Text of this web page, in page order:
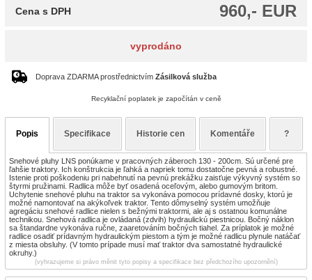
960,- EUR
Cena s DPH
vyprodáno
Doprava ZDARMA prostřednictvím Zásilková služba
Recyklační poplatek je započítán v ceně
Popis Specifikace Historie cen Komentáře ?
Snehové pluhy LNS ponúkame v pracovných záberoch 130 - 200cm. Sú určené pre
ľahšie traktory. Ich konštrukcia je ľahká a napriek tomu dostatočne pevná a robustné.
Istenie proti poškodeniu pri nabehnutí na pevnú prekážku zaisťuje výkyvný systém so
štyrmi pružinami. Radlica môže byť osadená oceľovým, alebo gumovým britom.
Uchytenie snehové pluhu na traktor sa vykonáva pomocou prídavné dosky, ktorú je
možné namontovať na akýkoľvek traktor. Tento dômyselný systém umožňuje
agregáciu snehové radlice nielen s bežnými traktormi, ale aj s ostatnou komunálne
technikou. Snehová radlica je ovládaná (zdvih) hydraulickú piestnicou. Bočný náklon
sa štandardne vykonáva ručne, zaaretováním bočných tiahel. Za príplatok je možné
radlice osadiť prídavným hydraulickým piestom a tým je možné radlicu plynule natáčať
z miesta obsluhy. (V tomto prípade musí mať traktor dva samostatné hydraulické
okruhy.)
(vyhrazujeme si právo měnit tyto popisy a specifikace bez předchozího upozornění)